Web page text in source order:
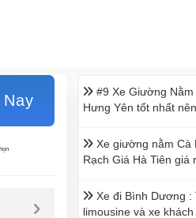
#9 Xe Giường
Hưng Yên tốt nhất
Xe giường nằm Cà
Rạch Giá Hà Tiên giá
Xe đi Bình Dương :
limousine và xe